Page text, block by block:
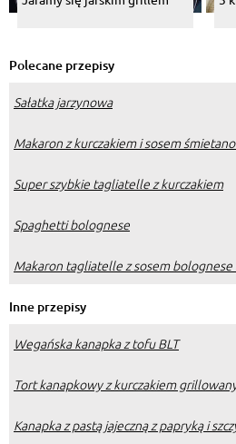
Polecane przepisy
Sałatka jarzynowa
Makaron z kurczakiem i sosem
Super szybkie tagliatelle z kurczakiem
Spaghetti bolognese
Makaron tagliatelle z sosem bolognese
Inne przepisy
Wegańska kanapka z tofu BLT
Tort kanapkowy z kurczakiem
Kanapka z pastą jajeczną z papryką i